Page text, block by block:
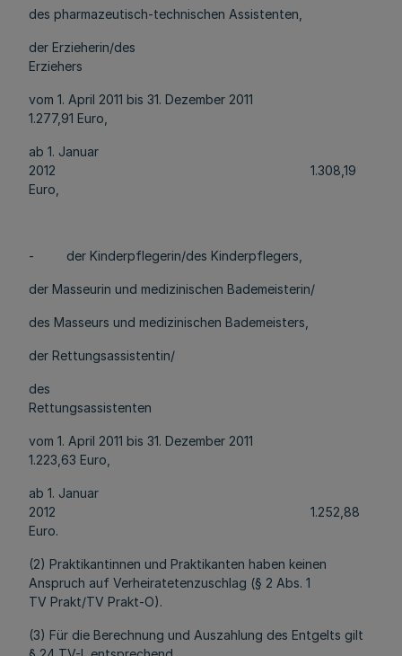
des pharmazeutisch-technischen Assistenten,
der Erzieherin/des
Erziehers
vom 1. April 2011 bis 31. Dezember 2011
1.277,91 Euro,
ab 1. Januar
2012 1.308,19
Euro,
- der Kinderpflegerin/des Kinderpflegers,
der Masseurin und medizinischen Bademeisterin/
des Masseurs und medizinischen Bademeisters,
der Rettungsassistentin/
des
Rettungsassistenten
vom 1. April 2011 bis 31. Dezember 2011
1.223,63 Euro,
ab 1. Januar
2012 1.252,88
Euro.
(2) Praktikantinnen und Praktikanten haben keinen
Anspruch auf Verheiratetenzuschlag (§ 2 Abs. 1
TV Prakt/TV Prakt-O).
(3) Für die Berechnung und Auszahlung des Entgelts gilt